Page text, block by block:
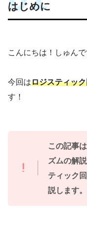
はじめに
こんにちは！しゅんで
今回はロジスティッ
す！
この記事
ズムの解
ティック
説します。